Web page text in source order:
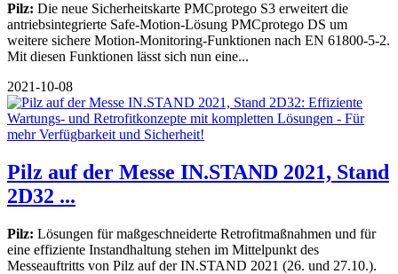
Pilz: Die neue Sicherheitskarte PMCprotego S3 erweitert die
antriebsintegrierte Safe-Motion-Lösung PMCprotego DS um
weitere sichere Motion-Monitoring-Funktionen nach EN 61800-5-2.
Mit diesen Funktionen lässt sich nun eine...
2021-10-08
Pilz auf der Messe IN.STAND 2021, Stand
2D32 ...
Pilz: Lösungen für maßgeschneiderte Retrofitmaßnahmen und für
eine effiziente Instandhaltung stehen im Mittelpunkt des
Messeauftritts von Pilz auf der IN.STAND 2021 (26. und 27.10.).